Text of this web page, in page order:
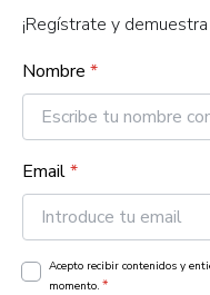
¡Regístrate y
Nombre *
Email*
Acepto recibir contenidos y
momento. *